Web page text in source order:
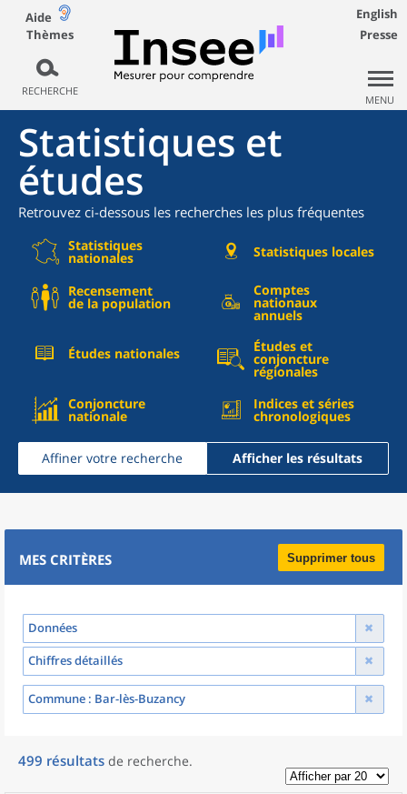
Aide
Thèmes
RECHERCHE
English
Presse
MENU
Statistiques et
études
Retrouvez ci-dessous les recherches les plus fréquentes
Statistiques
nationales Statistiques locales
Recensement
de la population
Comptes
nationaux
annuels
Études nationales Études et
conjoncture
régionales
Conjoncture
nationale
Indices et séries
chronologiques
Affiner votre recherche Afficher les résultats
MES CRITÈRES Supprimer tous
Données
Chiffres détaillés
Commune : Bar-lès-Buzancy
499 résultats de recherche.